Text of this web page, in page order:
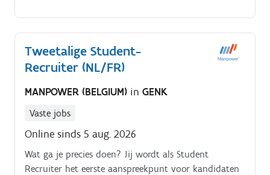
de dagelijkse verpleegkundige taken en draag je bij
aan een kwaliteitsvolle en warme zorg voor onze
patiënten/bewoners Jouw taken. Ondersteunen bij
Tweetalige Student-
Recruiter (NL/FR)
MANPOWER (BELGIUM) in GENK
Vaste jobs
Online sinds 5 aug. 2026
Wat ga je precies doen? Jij wordt als Student
Recruiter het eerste aanspreekpunt voor kandidaten